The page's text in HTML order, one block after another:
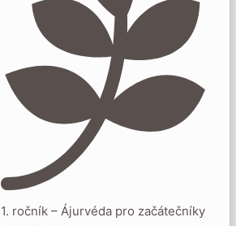
1. ročník – Ájurvéda pro začátečníky